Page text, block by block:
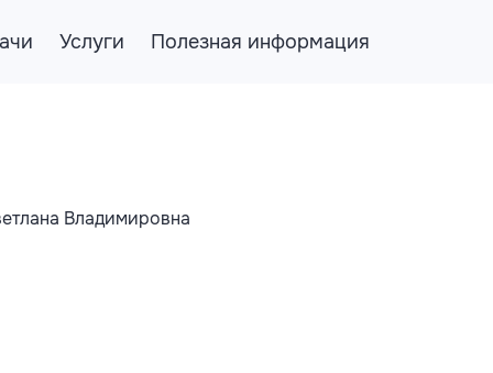
Услуги Полезная информация